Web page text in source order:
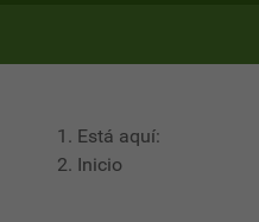
Está aquí:
Inicio